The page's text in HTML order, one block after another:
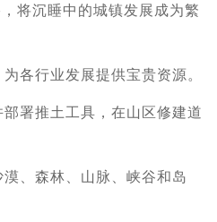
将沉睡中的城镇发展成为繁
各行业发展提供宝贵资源。
署推土工具，在山区修建道
、森林、山脉、峡谷和岛